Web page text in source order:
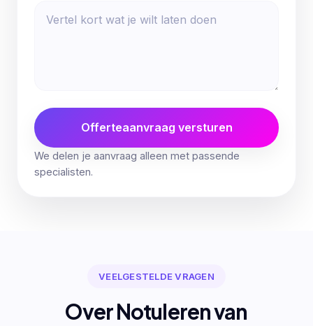
Offerteaanvraag versturen
We delen je aanvraag alleen met passende
specialisten.
VEELGESTELDE VRAGEN
Over Notuleren van